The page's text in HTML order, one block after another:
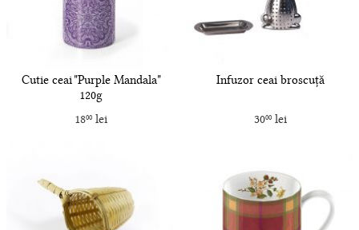
Cutie ceai "Purple Mandala"
120g
1800lei
Infuzor ceai broscuță
3000lei